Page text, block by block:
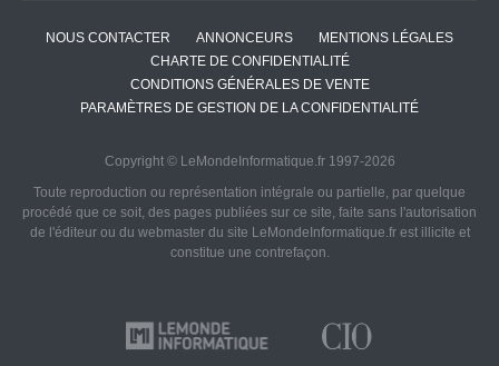
NOUS CONTACTER ANNONCEURS
MENTIONS LÉGALES
CHARTE DE CONFIDENTIALITÉ
CONDITIONS GÉNÉRALES DE VENTE
PARAMÈTRES DE GESTION DE LA CONFIDENTIALITÉ
Copyright © LeMondeInformatique.fr 1997-2026
Toute reproduction ou représentation intégrale ou partielle, par quelque
procédé que ce soit, des pages publiées sur ce site, faite sans l'autorisation
de l'éditeur ou du webmaster du site LeMondeInformatique.fr est illicite et
constitue une contrefaçon.